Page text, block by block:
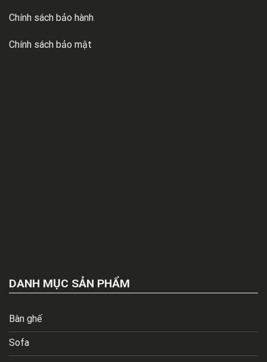
Chính sách bảo hành
Chính sách bảo mật
DANH MỤC SẢN PHẨM
Bàn ghế
Sofa